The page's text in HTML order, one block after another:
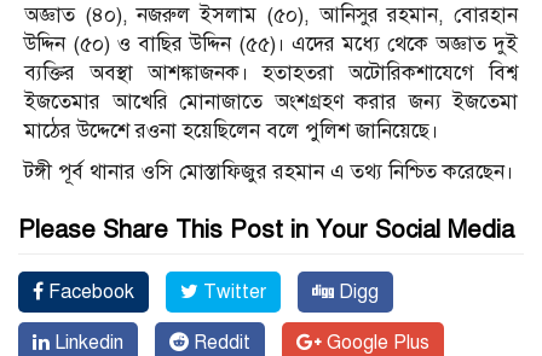
অজ্ঞাত (৪০), নজরুল ইসলাম (৫০), আনিসুর রহমান, বোরহান
উদ্দিন (৫০) ও বাছির উদ্দিন (৫৫)। এদের মধ্যে থেকে অজ্ঞাত দুই
ব্যক্তির অবস্থা আশঙ্কাজনক। হতাহতরা অটোরিকশাযেগে বিশ্ব
ইজতেমার আখেরি মোনাজাতে অংশগ্রহণ করার জন্য ইজতেমা
মাঠের উদ্দেশে রওনা হয়েছিলেন বলে পুলিশ জানিয়েছে।
টঙ্গী পূর্ব থানার ওসি মোস্তাফিজুর রহমান এ তথ্য নিশ্চিত করেছেন।
Please Share This Post in Your Social Media
Facebook Twitter Digg
Linkedin Reddit Google Plus